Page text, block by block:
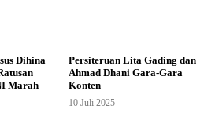
Dihina
Marah
Persiteruan Lita Gading dan
Ahmad Dhani Gara-Gara
Konten
10 Juli 2025